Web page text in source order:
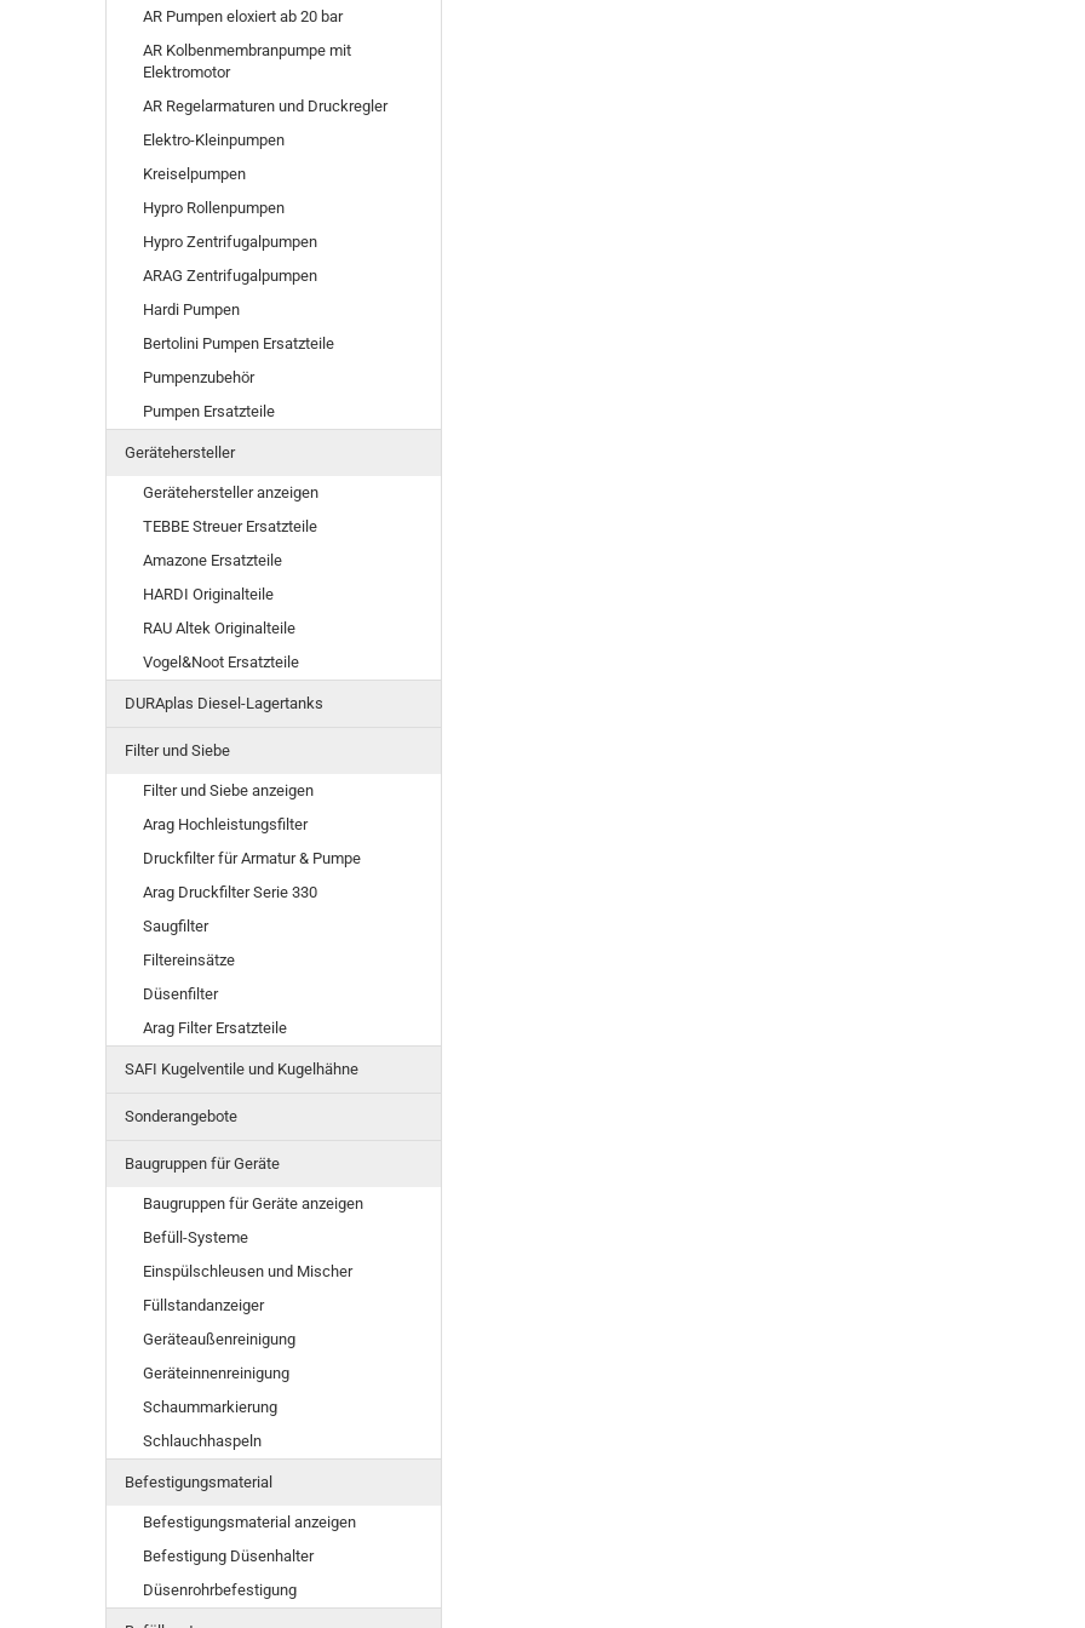
AR Pumpen eloxiert ab 20 bar
AR Kolbenmembranpumpe mit
Elektromotor
AR Regelarmaturen und Druckregler
Elektro-Kleinpumpen
Kreiselpumpen
Hypro Rollenpumpen
Hypro Zentrifugalpumpen
ARAG Zentrifugalpumpen
Hardi Pumpen
Bertolini Pumpen Ersatzteile
Pumpenzubehör
Pumpen Ersatzteile
Gerätehersteller
Gerätehersteller anzeigen
TEBBE Streuer Ersatzteile
Amazone Ersatzteile
HARDI Originalteile
RAU Altek Originalteile
Vogel&Noot Ersatzteile
DURAplas Diesel-Lagertanks
Filter und Siebe
Filter und Siebe anzeigen
Arag Hochleistungsfilter
Druckfilter für Armatur & Pumpe
Arag Druckfilter Serie 330
Saugfilter
Filtereinsätze
Düsenfilter
Arag Filter Ersatzteile
SAFI Kugelventile und Kugelhähne
Sonderangebote
Baugruppen für Geräte
Baugruppen für Geräte anzeigen
Befüll-Systeme
Einspülschleusen und Mischer
Füllstandanzeiger
Geräteaußenreinigung
Geräteinnenreinigung
Schaummarkierung
Schlauchhaspeln
Befestigungsmaterial
Befestigungsmaterial anzeigen
Befestigung Düsenhalter
Düsenrohrbefestigung